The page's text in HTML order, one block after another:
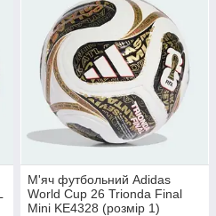
М'яч футбольний Adidas
World Cup 26 Trionda Final
Mini KE4328 (розмір 1)